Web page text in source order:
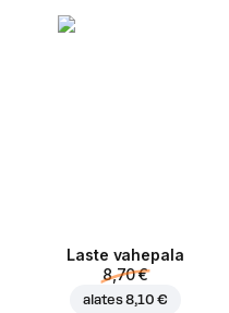
Laste vahepala
8,70 €
alates8,10 €